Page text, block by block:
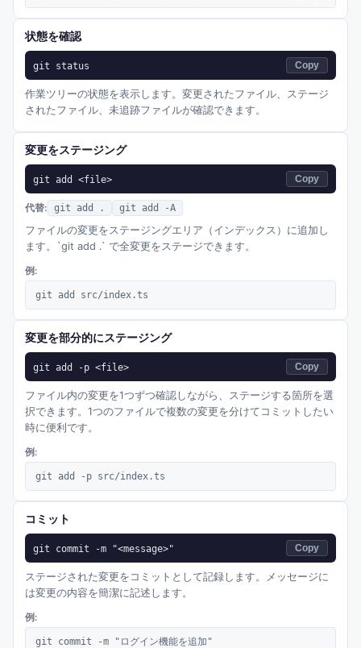
状態を確認
git status Copy
作業ツリーの状態を表示します。変更されたファイル、ステージ
されたファイル、未追跡ファイルが確認できます。
変更をステージング
git add <file> Copy
代替: git add . git add -A
ファイルの変更をステージングエリア（インデックス）に追加し
ます。`git add .` で全変更をステージできます。
例:
git add src/index.ts
変更を部分的にステージング
git add -p <file> Copy
ファイル内の変更を1つずつ確認しながら、ステージする箇所を選
択できます。1つのファイルで複数の変更を分けてコミットしたい
時に便利です。
例:
git add -p src/index.ts
コミット
git commit -m "<message>" Copy
ステージされた変更をコミットとして記録します。メッセージに
は変更の内容を簡潔に記述します。
例:
git commit -m "ログイン機能を追加"